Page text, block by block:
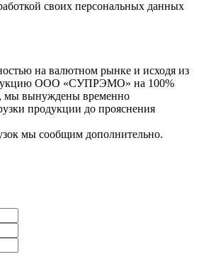
своих персональных данных
на валютном рынке и исходя из
ООО «СУПРЭМО» на 100%
мы вынуждены временно
продукции до прояснения
мы сообщим дополнительно.